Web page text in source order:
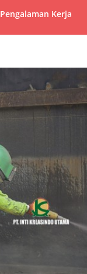
Pengalaman Kerja